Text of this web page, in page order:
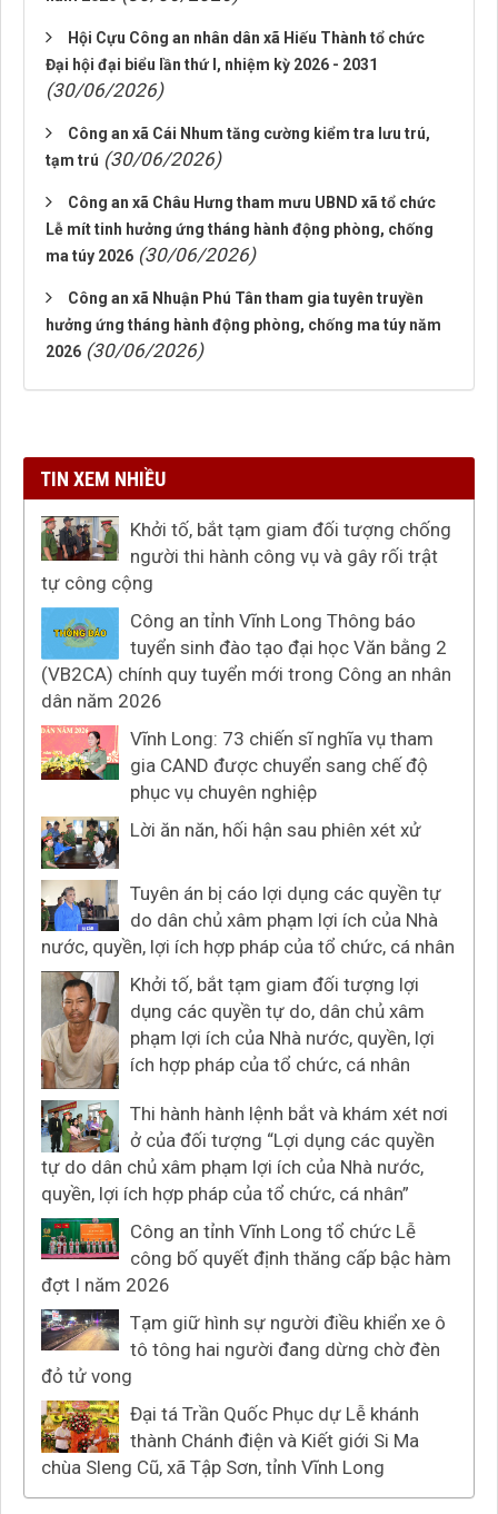
Hội Cựu Công an nhân dân xã Hiếu Thành tổ chức
Đại hội đại biểu lần thứ I, nhiệm kỳ 2026 - 2031
(30/06/2026)
Công an xã Cái Nhum tăng cường kiểm tra lưu trú,
tạm trú (30/06/2026)
Công an xã Châu Hưng tham mưu UBND xã tổ chức
Lễ mít tinh hưởng ứng tháng hành động phòng, chống
ma túy 2026 (30/06/2026)
Công an xã Nhuận Phú Tân tham gia tuyên truyền
hưởng ứng tháng hành động phòng, chống ma túy năm
2026 (30/06/2026)
TIN XEM NHIỀU
Khởi tố, bắt tạm giam đối tượng chống
người thi hành công vụ và gây rối trật
tự công cộng
Công an tỉnh Vĩnh Long Thông báo
tuyển sinh đào tạo đại học Văn bằng 2
(VB2CA) chính quy tuyển mới trong Công an nhân
dân năm 2026
Vĩnh Long: 73 chiến sĩ nghĩa vụ tham
gia CAND được chuyển sang chế độ
phục vụ chuyên nghiệp
Lời ăn năn, hối hận sau phiên xét xử
Tuyên án bị cáo lợi dụng các quyền tự
do dân chủ xâm phạm lợi ích của Nhà
nước, quyền, lợi ích hợp pháp của tổ chức, cá nhân
Khởi tố, bắt tạm giam đối tượng lợi
dụng các quyền tự do, dân chủ xâm
phạm lợi ích của Nhà nước, quyền, lợi
ích hợp pháp của tổ chức, cá nhân
Thi hành hành lệnh bắt và khám xét nơi
ở của đối tượng “Lợi dụng các quyền
tự do dân chủ xâm phạm lợi ích của Nhà nước,
quyền, lợi ích hợp pháp của tổ chức, cá nhân”
Công an tỉnh Vĩnh Long tổ chức Lễ
công bố quyết định thăng cấp bậc hàm
đợt I năm 2026
Tạm giữ hình sự người điều khiển xe ô
tô tông hai người đang dừng chờ đèn
đỏ tử vong
Đại tá Trần Quốc Phục dự Lễ khánh
thành Chánh điện và Kiết giới Si Ma
chùa Sleng Cũ, xã Tập Sơn, tỉnh Vĩnh Long